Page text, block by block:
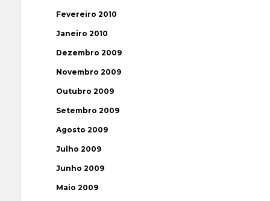
Fevereiro 2010
Janeiro 2010
Dezembro 2009
Novembro 2009
Outubro 2009
Setembro 2009
Agosto 2009
Julho 2009
Junho 2009
Maio 2009